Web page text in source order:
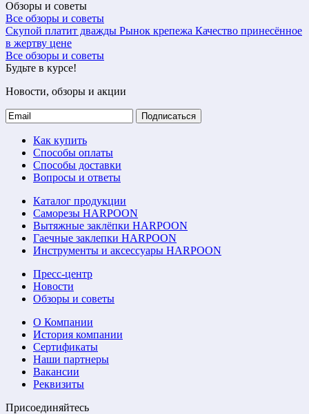
Обзоры и советы
Все обзоры и советы
Скупой платит дважды Рынок крепежа Качество принесённое
в жертву цене
Все обзоры и советы
Будьте в курсе!
Новости, обзоры и акции
Подписаться
Как купить
Способы оплаты
Способы доставки
Вопросы и ответы
Каталог продукции
Саморезы HARPOON
Вытяжные заклёпки HARPOON
Гаечные заклепки HARPOON
Инструменты и аксессуары HARPOON
Пресс-центр
Новости
Обзоры и советы
О Компании
История компании
Сертификаты
Наши партнеры
Вакансии
Реквизиты
Присоединяйтесь